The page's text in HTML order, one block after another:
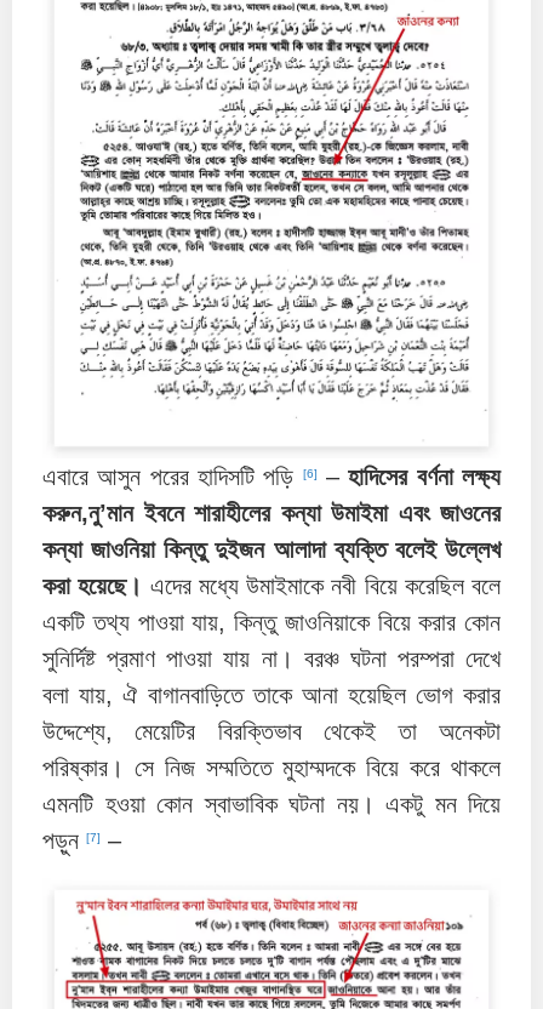
এবারে আসুন পরের হাদিসটি পড়ি [6] –হাদিসের বর্ণনা লক্ষ্য
করুন,নু’মান ইবনে শারাহীলের কন্যা উমাইমা এবং জাওনের
কন্যা জাওনিয়া কিন্তু দুইজন আলাদা ব্যক্তি বলেই উল্লেখ
করা হয়েছে। এদের মধ্যে উমাইমাকে নবী বিয়ে করেছিল বলে
একটি তথ্য পাওয়া যায়, কিন্তু জাওনিয়াকে বিয়ে করার কোন
সুনির্দিষ্ট প্রমাণ পাওয়া যায় না। বরঞ্চ ঘটনা পরম্পরা দেখে
বলা যায়, ঐ বাগানবাড়িতে তাকে আনা হয়েছিল ভোগ করার
উদ্দেশ্যে, মেয়েটির বিরক্তিভাব থেকেই তা অনেকটা
পরিষ্কার। সে নিজ সম্মতিতে মুহাম্মদকে বিয়ে করে থাকলে
এমনটি হওয়া কোন স্বাভাবিক ঘটনা নয়। একটু মন দিয়ে
পড়ুন [7] –